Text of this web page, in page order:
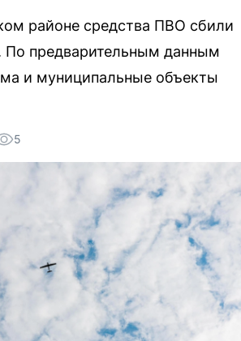
районе средства ПВО сбили
По предварительным данным
и муниципальные объекты
5